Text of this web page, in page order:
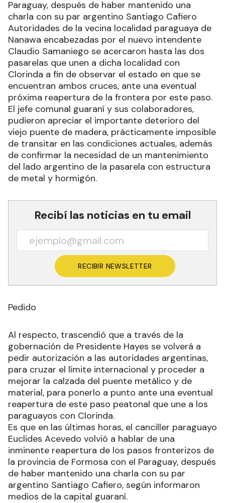
Paraguay, después de haber mantenido una
charla con su par argentino Santiago Cafiero
Autoridades de la vecina localidad paraguaya de
Nanawa encabezadas por el nuevo intendente
Claudio Samaniego se acercaron hasta las dos
pasarelas que unen a dicha localidad con
Clorinda a fin de observar el estado en que se
encuentran ambos cruces, ante una eventual
próxima reapertura de la frontera por este paso.
El jefe comunal guaraní y sus colaboradores,
pudieron apreciar el importante deterioro del
viejo puente de madera, prácticamente imposible
de transitar en las condiciones actuales, además
de confirmar la necesidad de un mantenimiento
del lado argentino de la pasarela con estructura
de metal y hormigón.
Recibí las noticias en tu email
RECIBIR NEWSLETTER
Pedido
Al respecto, trascendió que a través de la
gobernación de Presidente Hayes se volverá a
pedir autorización a las autoridades argentinas,
para cruzar el límite internacional y proceder a
mejorar la calzada del puente metálico y de
material, para ponerlo a punto ante una eventual
reapertura de este paso peatonal que une a los
paraguayos con Clorinda.
Es que en las últimas horas, el canciller paraguayo
Euclides Acevedo volvió a hablar de una
inminente reapertura de los pasos fronterizos de
la provincia de Formosa con el Paraguay, después
de haber mantenido una charla con su par
argentino Santiago Cafiero, según informaron
medios de la capital guaraní.